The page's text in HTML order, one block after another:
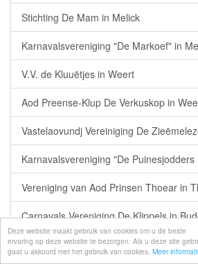
Deze website maakt gebruik van cookies om u de beste
ervaring op deze website te bezorgen. Als u deze site
gaat u akkoord met het gebruik van cookies. Meer
Stichting De Mam in Melick
Karnavalsvereniging "De Markoef" in
V.V. de Kluuëtjes in Weert
Aod Preense-Klup De Verkuskop in
Vastelaovundj Vereiniging De
Karnavalsvereniging "De
Vereniging van Aod Prinsen Thoear in
Carnavals Vereniging De Klippels in
Stichting "De Muuzevangers" in